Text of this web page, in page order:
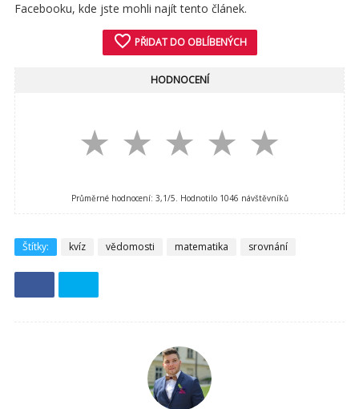
Facebooku, kde jste mohli najít tento článek.
favorite_border PŘIDAT DO OBLÍBENÝCH
HODNOCENÍ
★
★
★
★
★
Průměrné hodnocení: 3,1/5. Hodnotilo 1046 návštěvníků
Štítky: kvíz vědomosti matematika srovnání